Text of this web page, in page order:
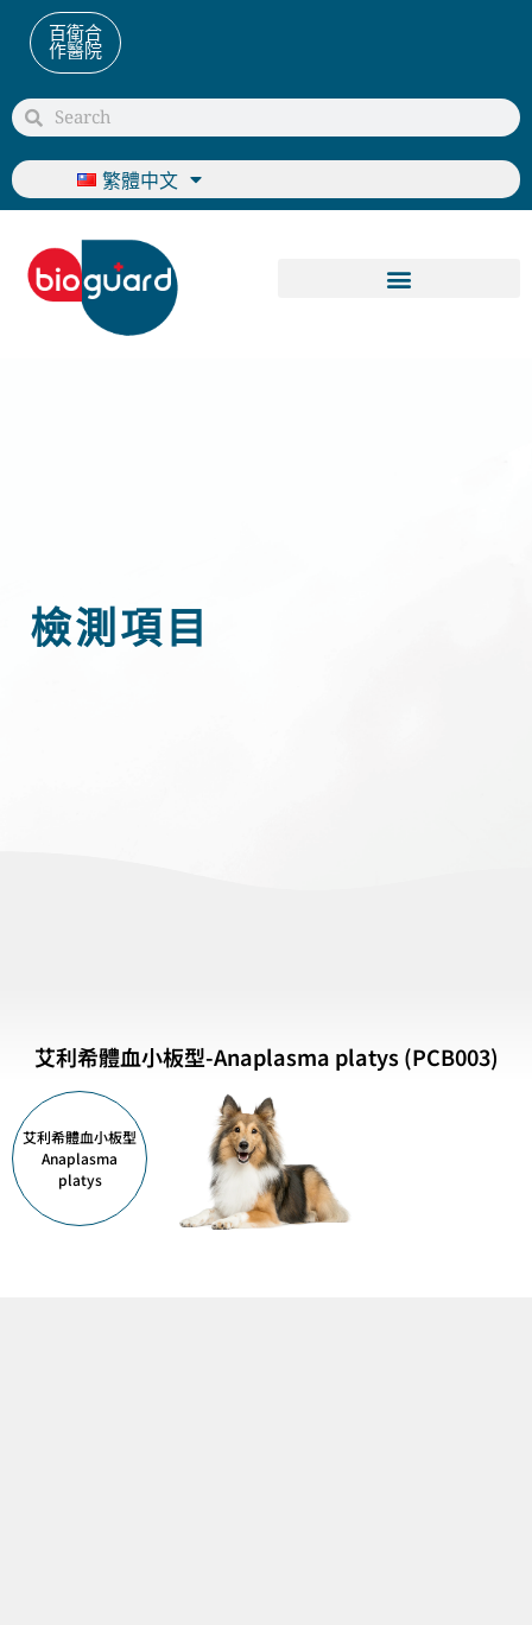
百衛合
作醫院
繁體中文
檢測項目​
艾利希體血小板型-Anaplasma platys (PCB003)
艾利希體血小板型
Anaplasma
platys